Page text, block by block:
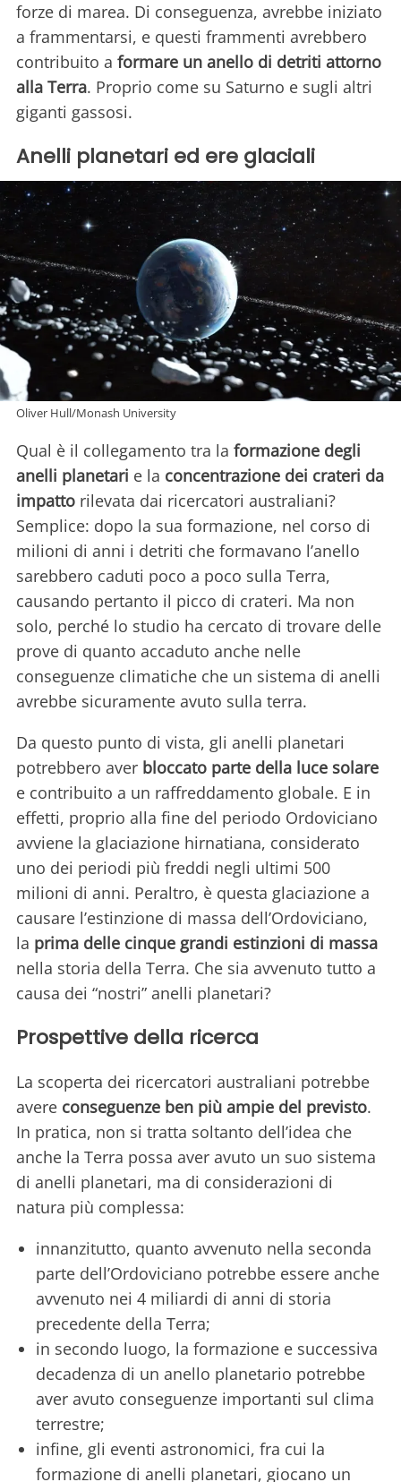
forze di marea. Di conseguenza, avrebbe iniziato
a frammentarsi, e questi frammenti avrebbero
contribuito a formare un anello di detriti attorno
alla Terra. Proprio come su Saturno e sugli altri
giganti gassosi.
Anelli planetari ed ere glaciali
Oliver Hull/Monash University
Qual è il collegamento tra la formazione degli
anelli planetari e la concentrazione dei crateri da
impatto rilevata dai ricercatori australiani?
Semplice: dopo la sua formazione, nel corso di
milioni di anni i detriti che formavano l’anello
sarebbero caduti poco a poco sulla Terra,
causando pertanto il picco di crateri. Ma non
solo, perché lo studio ha cercato di trovare delle
prove di quanto accaduto anche nelle
conseguenze climatiche che un sistema di anelli
avrebbe sicuramente avuto sulla terra.
Da questo punto di vista, gli anelli planetari
potrebbero aver bloccato parte della luce solare
e contribuito a un raffreddamento globale. E in
effetti, proprio alla fine del periodo Ordoviciano
avviene la glaciazione hirnatiana, considerato
uno dei periodi più freddi negli ultimi 500
milioni di anni. Peraltro, è questa glaciazione a
causare l’estinzione di massa dell’Ordoviciano,
la prima delle cinque grandi estinzioni di massa
nella storia della Terra. Che sia avvenuto tutto a
causa dei “nostri” anelli planetari?
Prospettive della ricerca
La scoperta dei ricercatori australiani potrebbe
avere conseguenze ben più ampie del previsto.
In pratica, non si tratta soltanto dell’idea che
anche la Terra possa aver avuto un suo sistema
di anelli planetari, ma di considerazioni di
natura più complessa:
innanzitutto, quanto avvenuto nella seconda
parte dell’Ordoviciano potrebbe essere anche
avvenuto nei 4 miliardi di anni di storia
precedente della Terra;
in secondo luogo, la formazione e successiva
decadenza di un anello planetario potrebbe
aver avuto conseguenze importanti sul clima
terrestre;
infine, gli eventi astronomici, fra cui la
formazione di anelli planetari, giocano un